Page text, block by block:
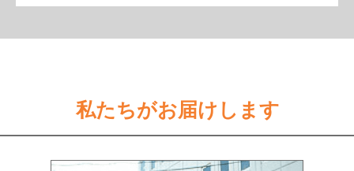
私たちがお届けします